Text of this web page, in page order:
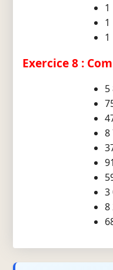
Exercice 8 :
5
8
3
8